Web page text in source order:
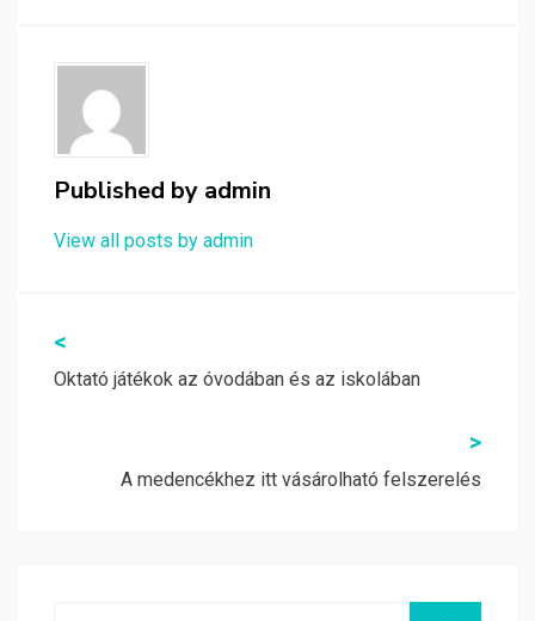
Published by admin
View all posts by admin
Bejegyzés
navigáció
<
Oktató játékok az óvodában és az iskolában
>
A medencékhez itt vásárolható felszerelés